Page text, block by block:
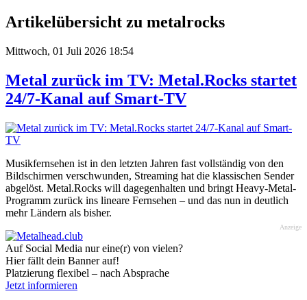
Artikelübersicht zu metalrocks
Mittwoch, 01 Juli 2026 18:54
Metal zurück im TV: Metal.Rocks startet
24/7-Kanal auf Smart-TV
Musikfernsehen ist in den letzten Jahren fast vollständig von den
Bildschirmen verschwunden, Streaming hat die klassischen Sender
abgelöst. Metal.Rocks will dagegenhalten und bringt Heavy-Metal-
Programm zurück ins lineare Fernsehen – und das nun in deutlich
mehr Ländern als bisher.
Anzeige
Auf Social Media nur eine(r) von vielen?
Hier fällt dein Banner auf!
Platzierung flexibel – nach Absprache
Jetzt informieren